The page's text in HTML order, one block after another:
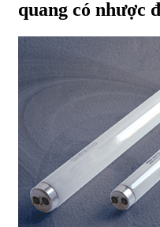
quang có nhược